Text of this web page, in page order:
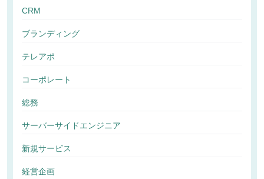
CRM
ブランディング
テレアポ
コーポレート
総務
サーバーサイドエンジニア
新規サービス
経営企画